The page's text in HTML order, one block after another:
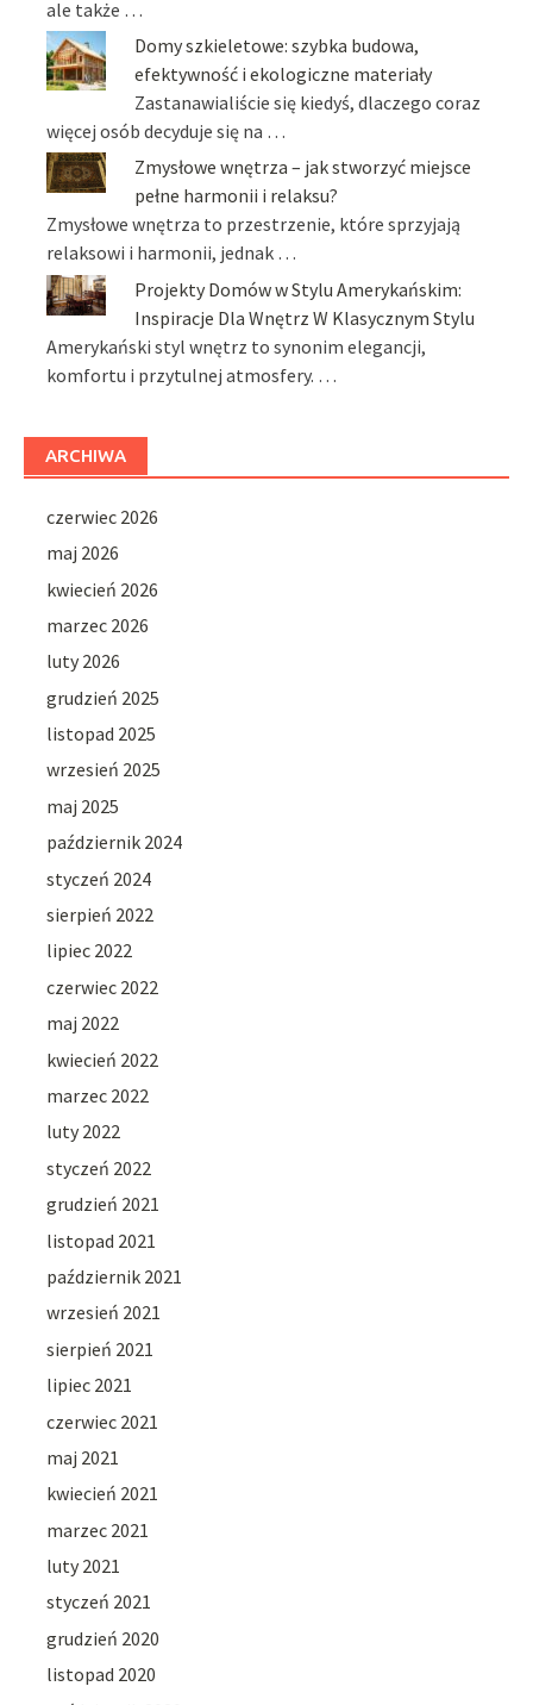
ale także …
Domy szkieletowe: szybka budowa,
efektywność i ekologiczne materiały
Zastanawialiście się kiedyś, dlaczego coraz
więcej osób decyduje się na …
Zmysłowe wnętrza – jak stworzyć miejsce
pełne harmonii i relaksu?
Zmysłowe wnętrza to przestrzenie, które sprzyjają
relaksowi i harmonii, jednak …
Projekty Domów w Stylu Amerykańskim:
Inspiracje Dla Wnętrz W Klasycznym Stylu
Amerykański styl wnętrz to synonim elegancji,
komfortu i przytulnej atmosfery. …
ARCHIWA
czerwiec 2026
maj 2026
kwiecień 2026
marzec 2026
luty 2026
grudzień 2025
listopad 2025
wrzesień 2025
maj 2025
październik 2024
styczeń 2024
sierpień 2022
lipiec 2022
czerwiec 2022
maj 2022
kwiecień 2022
marzec 2022
luty 2022
styczeń 2022
grudzień 2021
listopad 2021
październik 2021
wrzesień 2021
sierpień 2021
lipiec 2021
czerwiec 2021
maj 2021
kwiecień 2021
marzec 2021
luty 2021
styczeń 2021
grudzień 2020
listopad 2020